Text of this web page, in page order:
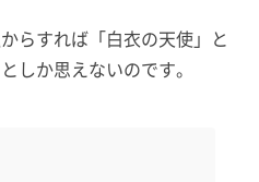
らすれば「白衣の天使」と
しか思えないのです。